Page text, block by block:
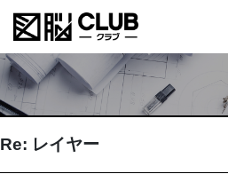
Re: レイヤー